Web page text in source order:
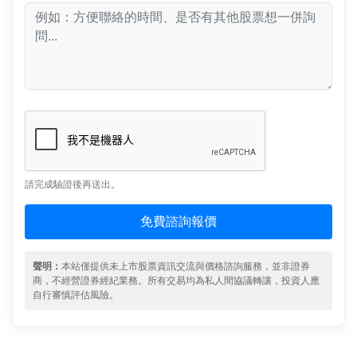
請完成驗證後再送出。
免費諮詢報價
聲明： 本站僅提供未上市股票資訊交流與價格諮詢服務，並非證券
商，不經營證券經紀業務。所有交易均為私人間協議轉讓，投資人應
自行審慎評估風險。